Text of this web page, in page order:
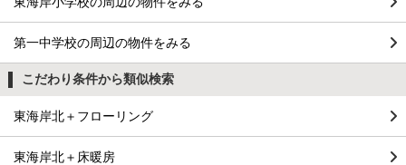
第一中学校の周辺の物件をみる
こだわり条件から類似検索
東海岸北＋フローリング
東海岸北＋床暖房